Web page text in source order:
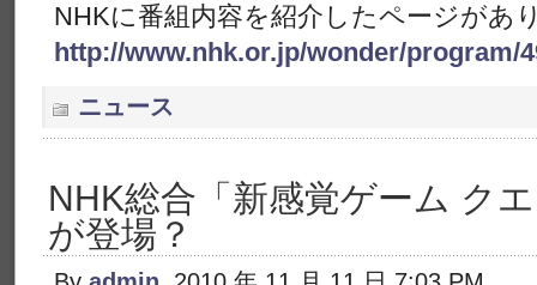
NHKに番組内容を紹介したページがあ
http://www.nhk.or.jp/wonder/program/
ニュース
NHK総合「新感覚ゲーム ク
が登場？